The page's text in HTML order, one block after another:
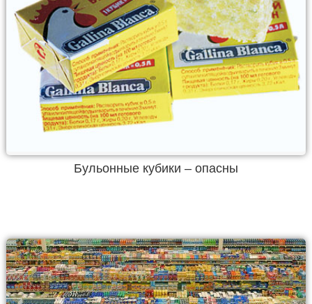
Бульонные кубики – опасны